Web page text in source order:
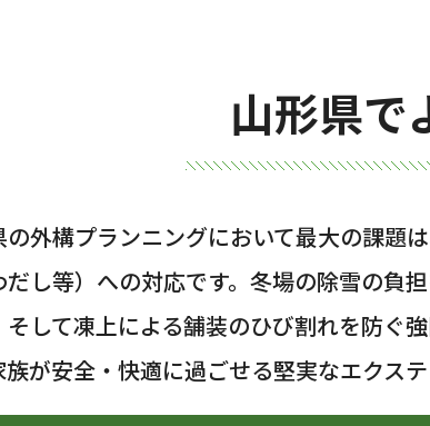
山形県で
の外構プランニングにおいて最大の課題
だし等）への対応です。冬場の除雪の負
そして凍上による舗装のひび割れを防ぐ
族が安全・快適に過ごせる堅実なエクステ